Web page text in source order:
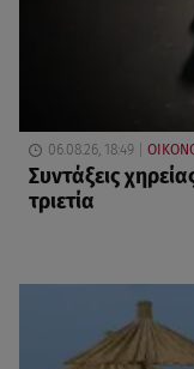
06.08.26, 18:49
Συντάξεις
τριετία